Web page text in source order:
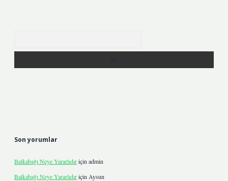
Son yorumlar
Balkabağı Neye Yararlıdıriçin admin
Balkabağı Neye Yararlıdıriçin Aysun